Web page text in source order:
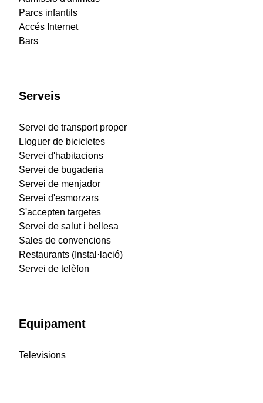
Parcs infantils
Accés Internet
Bars
Serveis
Servei de transport proper
Lloguer de bicicletes
Servei d'habitacions
Servei de bugaderia
Servei de menjador
Servei d'esmorzars
S'accepten targetes
Servei de salut i bellesa
Sales de convencions
Restaurants (Instal·lació)
Servei de telèfon
Equipament
Televisions